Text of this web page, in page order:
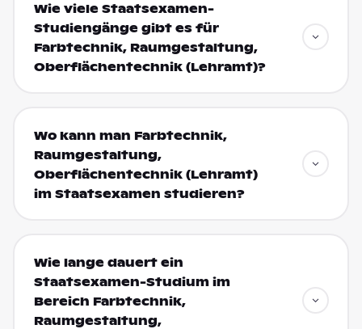
Wie viele Staatsexamen-
Studiengänge gibt es für
Farbtechnik, Raumgestaltung,
Oberflächentechnik (Lehramt)?
Wo kann man Farbtechnik,
Raumgestaltung,
Oberflächentechnik (Lehramt)
im Staatsexamen studieren?
Wie lange dauert ein
Staatsexamen-Studium im
Bereich Farbtechnik,
Raumgestaltung,